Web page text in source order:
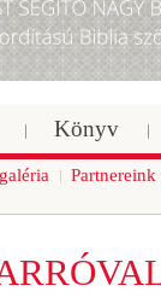
Könyv
Partnereink